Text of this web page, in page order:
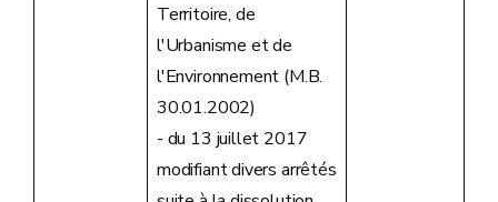
Territoire, de
l'Urbanisme et de
l'Environnement (M.B.
30.01.2002)
- du 13 juillet 2017
modifiant divers arrêtés